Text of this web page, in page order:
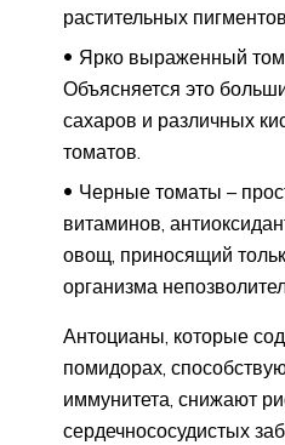
растительных
Ярко выраженный
Объясняется это
сахаров и различных
томатов.
Черные томаты –
витаминов,
овощ, приносящий
организма
Антоцианы, которые
помидорах,
иммунитета, снижают
сердечнососудистых